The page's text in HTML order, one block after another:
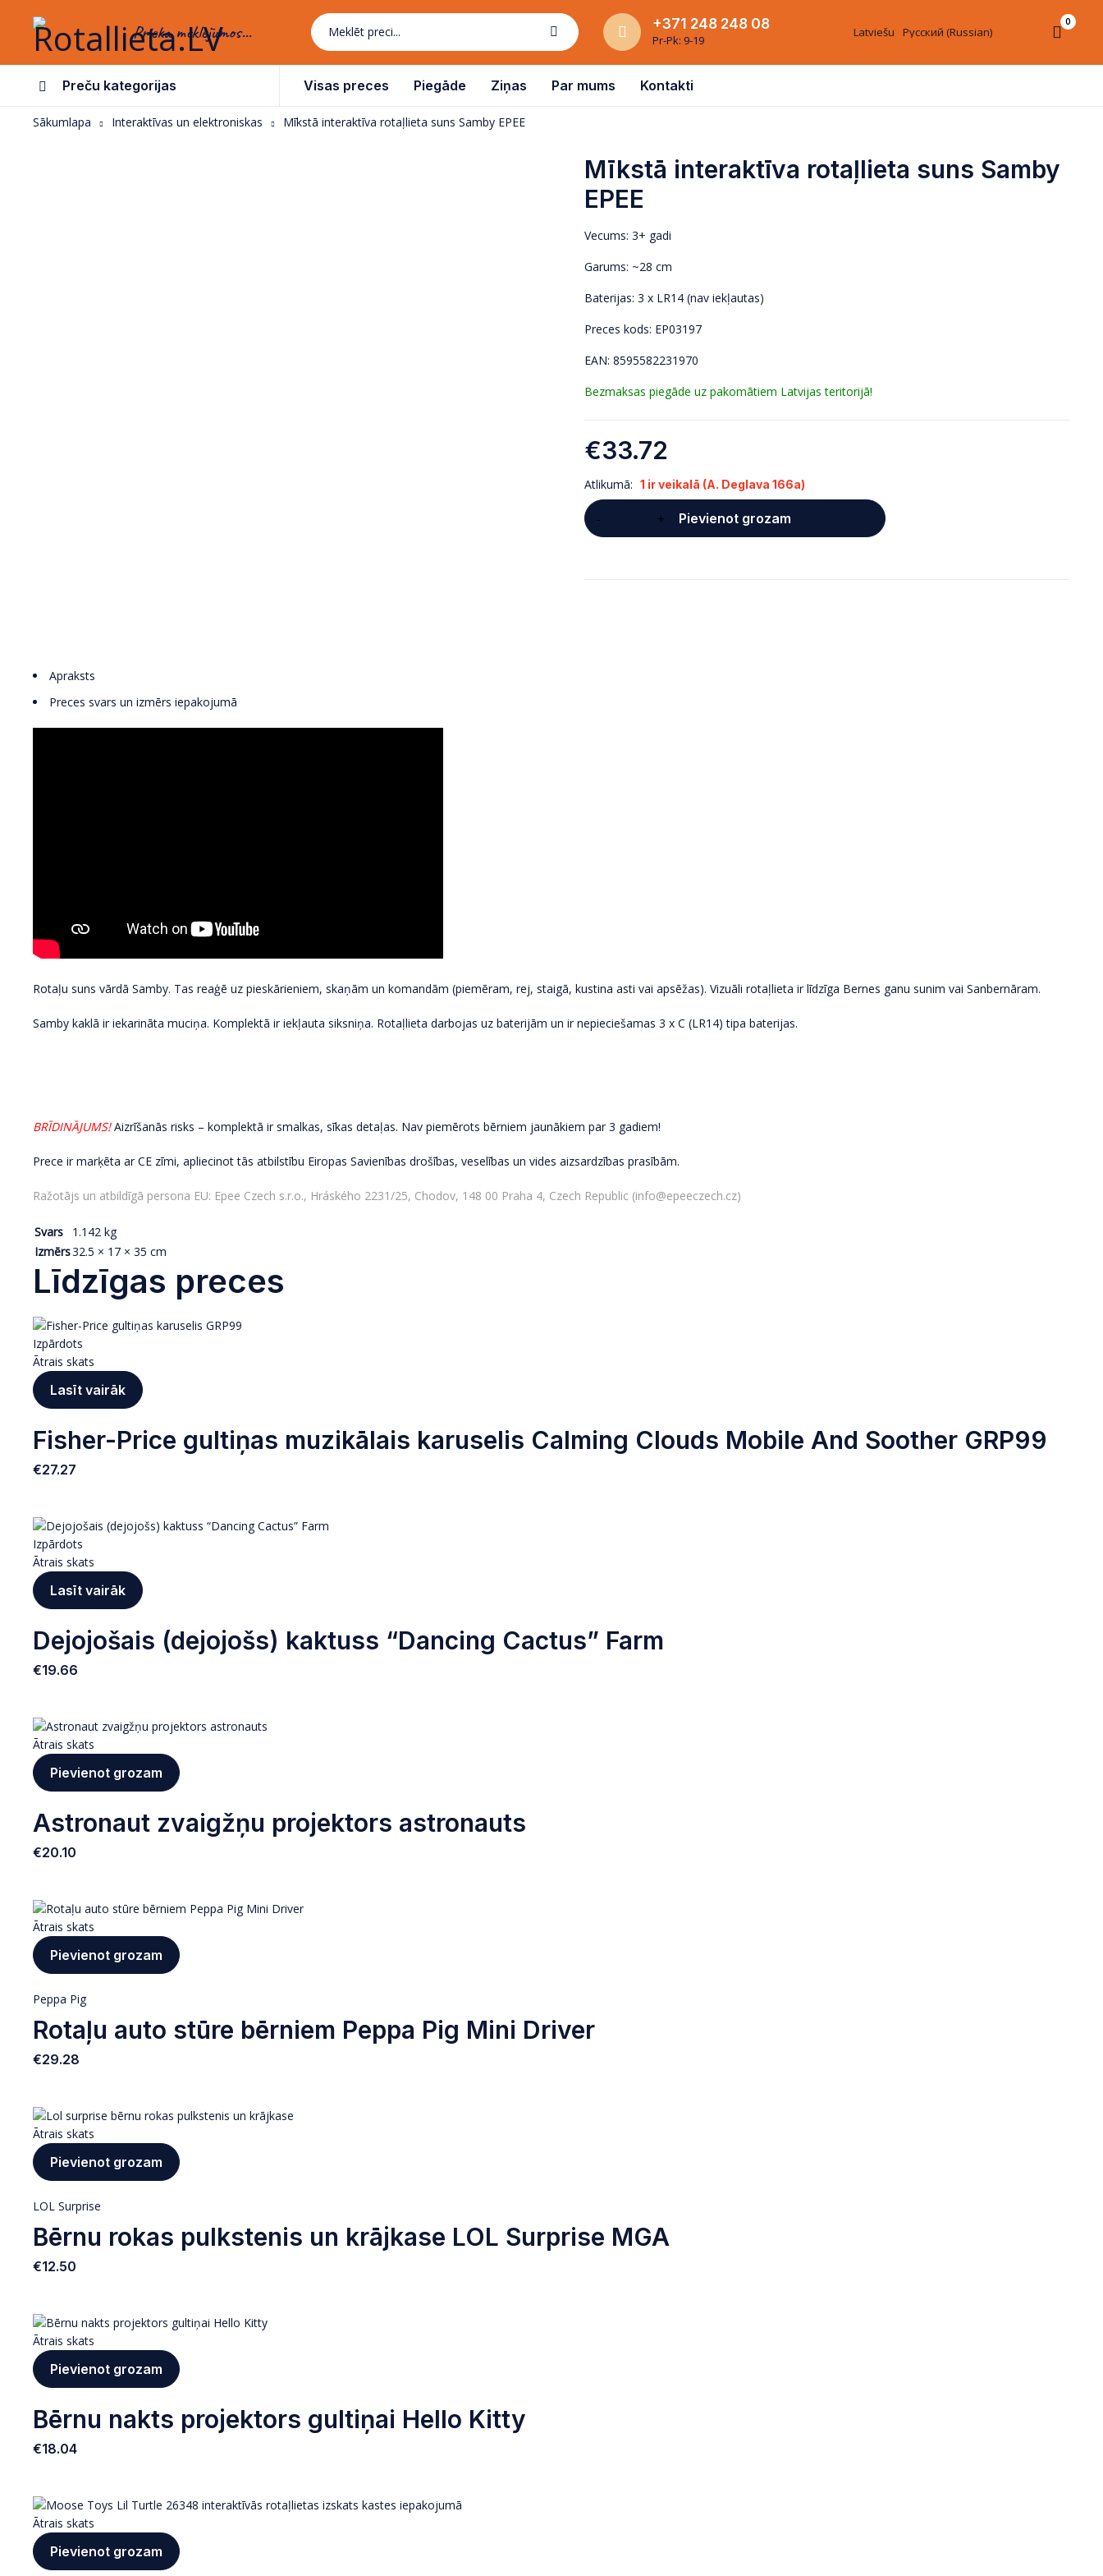
Prieka meklējumos... +371 248 248 08
Pr-Pk: 9-19
Latviešu Русский (Russian)
0
Preču kategorijas Visas preces Piegāde Ziņas Par mums Kontakti
Sākumlapa Interaktīvas un elektroniskas Mīkstā interaktīva rotaļlieta suns Samby EPEE
Mīkstā interaktīva rotaļlieta suns Samby
EPEE
Vecums: 3+ gadi
Garums: ~28 cm
Baterijas: 3 x LR14 (nav iekļautas)
Preces kods: EP03197
EAN: 8595582231970
Bezmaksas piegāde uz pakomātiem Latvijas teritorijā!
€33.72
Atlikumā: 1 ir veikalā (A. Deglava 166a)
Pievienot grozam
Apraksts
Preces svars un izmērs iepakojumā
Rotaļu suns vārdā Samby. Tas reaģē uz pieskārieniem, skaņām un komandām (piemēram, rej, staigā, kustina asti vai apsēžas). Vizuāli rotaļlieta ir līdzīga Bernes ganu sunim vai Sanbernāram.
Samby kaklā ir iekarināta muciņa. Komplektā ir iekļauta siksniņa. Rotaļlieta darbojas uz baterijām un ir nepieciešamas 3 x C (LR14) tipa baterijas.
BRĪDINĀJUMS!Aizrīšanās risks – komplektā ir smalkas, sīkas detaļas. Nav piemērots bērniem jaunākiem par 3 gadiem!
Prece ir marķēta ar CE zīmi, apliecinot tās atbilstību Eiropas Savienības drošības, veselības un vides aizsardzības prasībām.
Ražotājs un atbildīgā persona EU: Epee Czech s.r.o., Hráského 2231/25, Chodov, 148 00 Praha 4, Czech Republic (info@epeeczech.cz)
Svars
1.142 kg
Izmērs32.5 × 17 × 35 cm
Līdzīgas preces
Izpārdots
Ātrais skats
Lasīt vairāk
Fisher-Price gultiņas muzikālais karuselis Calming Clouds Mobile And Soother GRP99
€27.27
Izpārdots
Ātrais skats
Lasīt vairāk
Dejojošais (dejojošs) kaktuss “Dancing Cactus” Farm
€19.66
Ātrais skats
Pievienot grozam
Astronaut zvaigžņu projektors astronauts
€20.10
Ātrais skats
Pievienot grozam
Peppa Pig
Rotaļu auto stūre bērniem Peppa Pig Mini Driver
€29.28
Ātrais skats
Pievienot grozam
LOL Surprise
Bērnu rokas pulkstenis un krājkase LOL Surprise MGA
€12.50
Ātrais skats
Pievienot grozam
Bērnu nakts projektors gultiņai Hello Kitty
€18.04
Ātrais skats
Pievienot grozam